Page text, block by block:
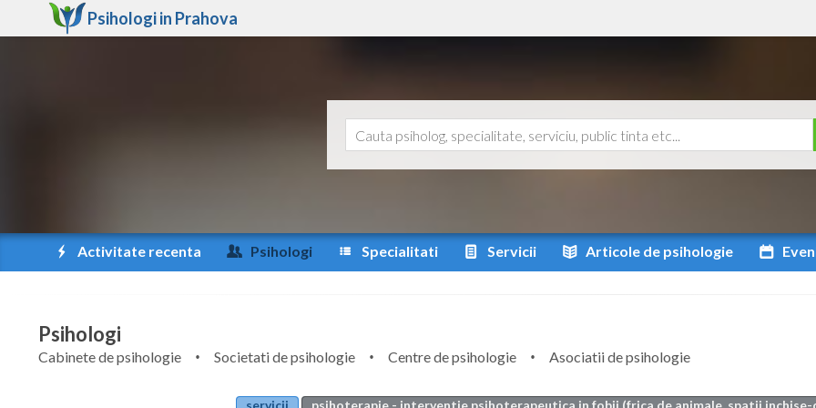
Psihologi in Prahova
Activitate recenta Psihologi Specialitati Servicii Articole de psihologie
Psihologi
Cabinete de psihologie Societati de psihologie Centre de psihologie
Asociatii de psihologie
servicii
psihoterapie - interventie psihoterapeutica in fobii (frica de animale, spatii inchise-